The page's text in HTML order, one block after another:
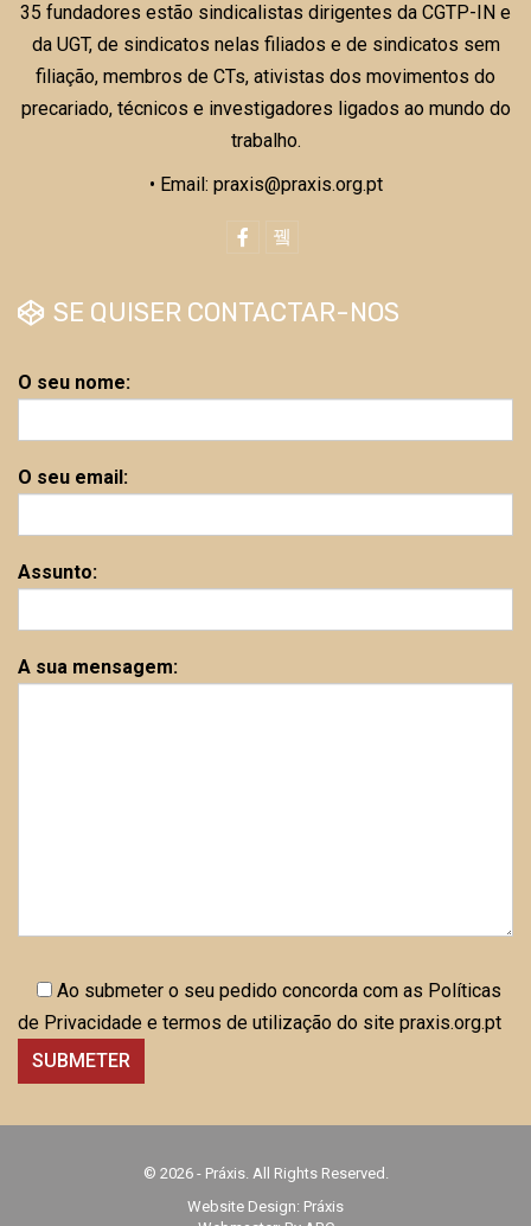
35 fundadores estão sindicalistas dirigentes da CGTP-IN e
da UGT, de sindicatos nelas filiados e de sindicatos sem
filiação, membros de CTs, ativistas dos movimentos do
precariado, técnicos e investigadores ligados ao mundo do
trabalho.
• Email: praxis@praxis.org.pt
SE QUISER CONTACTAR-NOS
O seu nome:
O seu email:
Assunto:
A sua mensagem:
Ao submeter o seu pedido concorda com as Políticas
de Privacidade e termos de utilização do site praxis.org.pt
© 2026 - Práxis. All Rights Reserved.
Website Design: Práxis